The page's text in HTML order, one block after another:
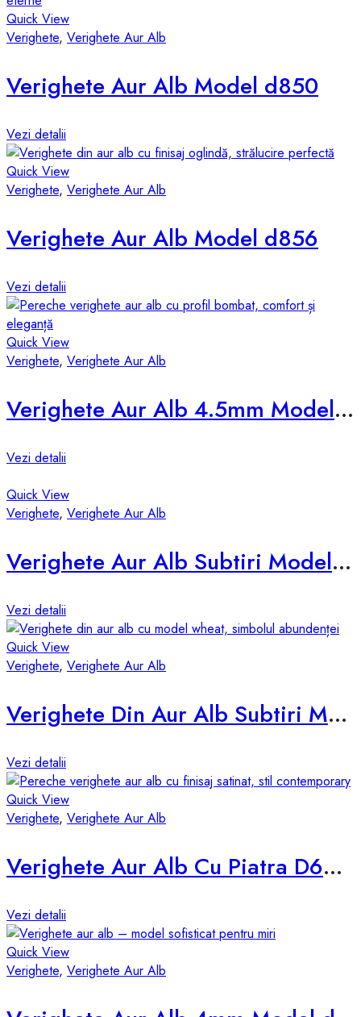
Quick View
Verighete, Verighete Aur Alb
Verighete Aur Alb Model d850
Vezi detalii
Quick View
Verighete, Verighete Aur Alb
Verighete Aur Alb Model d856
Vezi detalii
Quick View
Verighete, Verighete Aur Alb
Verighete Aur Alb 4.5mm Model d531-a
Vezi detalii
Quick View
Verighete, Verighete Aur Alb
Verighete Aur Alb Subtiri Model d678-a
Vezi detalii
Quick View
Verighete, Verighete Aur Alb
Verighete Din Aur Alb Subtiri Model D029AS
Vezi detalii
Quick View
Verighete, Verighete Aur Alb
Verighete Aur Alb Cu Piatra D630-A
Vezi detalii
Quick View
Verighete, Verighete Aur Alb